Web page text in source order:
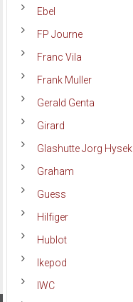
Ebel
FP Journe
Franc Vila
Frank Muller
Gerald Genta
Girard
Glashutte Jorg Hysek
Graham
Guess
Hilfiger
Hublot
Ikepod
IWC